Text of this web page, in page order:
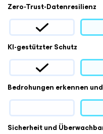
Zero-Trust-Datenresilienz
KI-gestützter Schutz
Bedrohungen erkennen
Sicherheit und